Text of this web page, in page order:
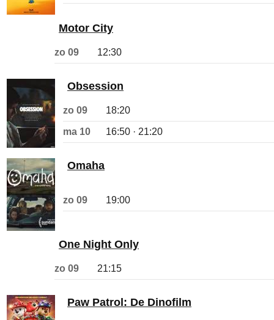
Motor City
zo 09 12:30
Obsession
zo 09 18:20
ma 10 16:50 · 21:20
Omaha
zo 09 19:00
One Night Only
zo 09 21:15
Paw Patrol: De Dinofilm